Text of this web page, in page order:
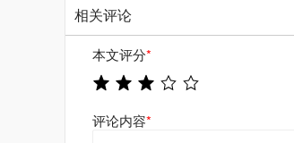
相关评论
本文评分*
评论内容*